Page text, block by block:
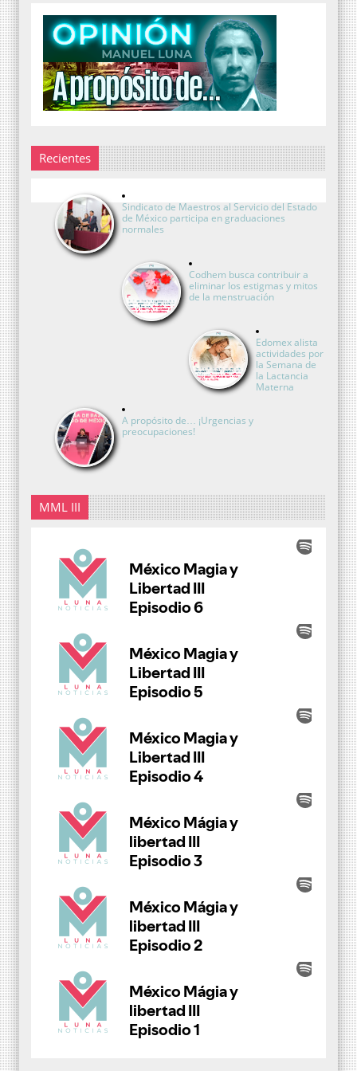
Recientes
Sindicato de Maestros al Servicio del Estado
de México participa en graduaciones
normales
Codhem busca contribuir a
eliminar los estigmas y mitos
de la menstruación
Edomex alista
actividades por
la Semana de
la Lactancia
Materna
A propósito de… ¡Urgencias y
preocupaciones!
MML III